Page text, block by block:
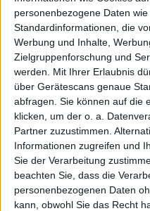
personenbezogene Daten
Standardinformationen, die
Werbung und Inhalte,
Zielgruppenforschung und
werden.
Mit Ihrer Erlaubnis
über Gerätescans genaue
abfragen. Sie können auf die
klicken, um der o. a.
Partner zuzustimmen.
Informationen zugreifen und
Sie der Verarbeitung
beachten Sie, dass die
personenbezogenen Daten
kann, obwohl Sie das Recht